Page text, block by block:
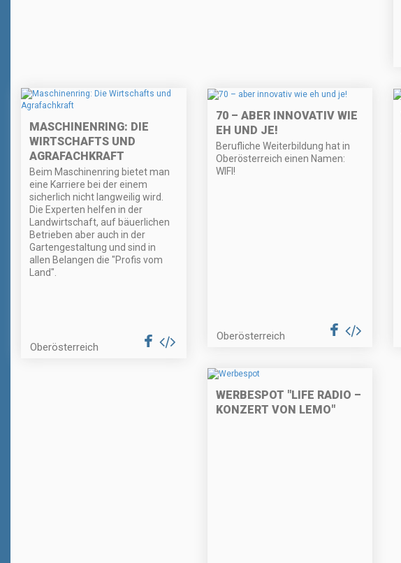
MASCHINENRING: DIE
WIRTSCHAFTS UND
AGRAFACHKRAFT
Beim Maschinenring bietet man
eine Karriere bei der einem
sicherlich nicht langweilig wird.
Die Experten helfen in der
Landwirtschaft, auf bäuerlichen
Betrieben aber auch in der
Gartengestaltung und sind in
allen Belangen die "Profis vom
Land".
Oberösterreich
70 – ABER INNOVATIV WIE
EH UND JE!
Berufliche Weiterbildung hat in
Oberösterreich einen Namen:
WIFI!
Oberösterreich
WERBESPOT "LIFE RADIO –
KONZERT VON LEMO"